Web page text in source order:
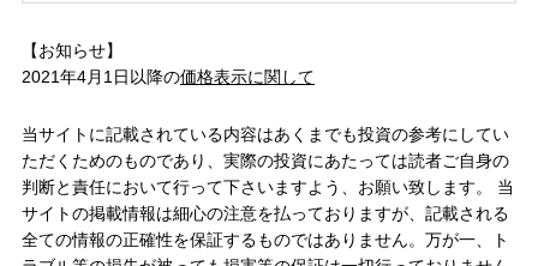
【お知らせ】
2021年4月1日以降の価格表示に関して
当サイトに記載されている内容はあくまでも投資の参考にしてい
ただくためのものであり、実際の投資にあたっては読者ご自身の
判断と責任において行って下さいますよう、お願い致します。 当
サイトの掲載情報は細心の注意を払っておりますが、記載される
全ての情報の正確性を保証するものではありません。万が一、ト